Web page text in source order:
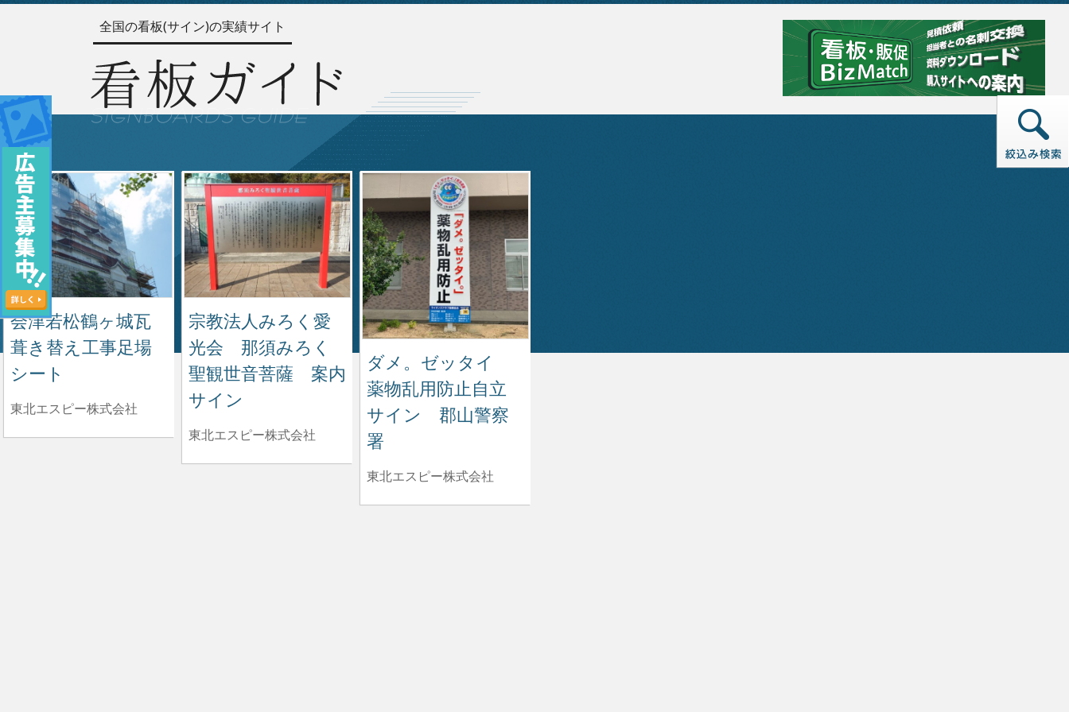
全国の看板(サイン)の実績サイト
会津若松鶴ヶ城瓦
葺き替え工事足場
シート
東北エスピー株式会社
宗教法人みろく愛
光会 那須みろく
聖観世音菩薩 案内
サイン
東北エスピー株式会社
ダメ。ゼッタイ
薬物乱用防止自立
サイン 郡山警察
署
東北エスピー株式会社